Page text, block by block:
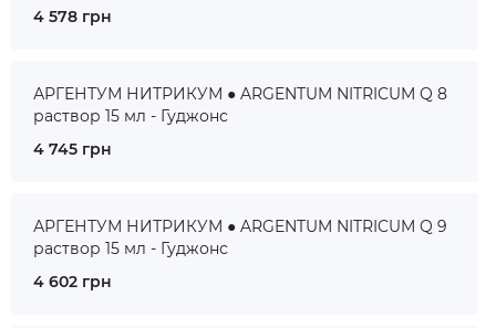
4 578 грн
АРГЕНТУМ НИТРИКУМ ● ARGENTUM NITRICUM Q 8
раствор 15 мл - Гуджонс
4 745 грн
АРГЕНТУМ НИТРИКУМ ● ARGENTUM NITRICUM Q 9
раствор 15 мл - Гуджонс
4 602 грн